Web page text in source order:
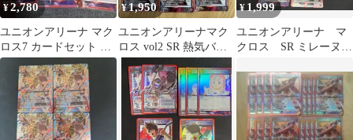
¥2,780
ユニオンアリーナ マク
ロス7 カードセット SR
R
¥1,950
ユニオンアリーナマク
ロス vol2 SR 熱気バサ
ラ 6枚セット
¥1,999
ユニオンアリーナ マ
クロス SR ミレーヌ
ー 熱気バサラ